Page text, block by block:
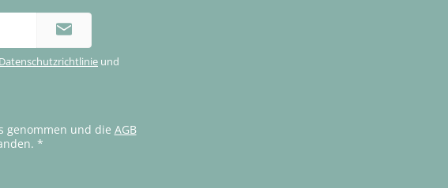
Datenschutzrichtlinie und
genommen und die AGB
*